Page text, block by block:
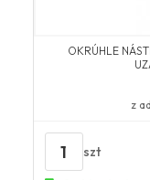
OKRÚHLE
z
1 szt